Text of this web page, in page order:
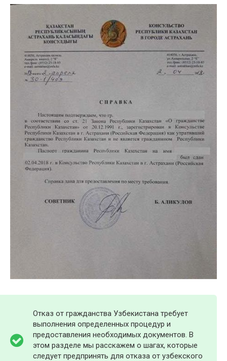
Отказ от гражданства Узбекистана требует
выполнения определенных процедур и
предоставления необходимых документов. В
этом разделе мы расскажем о шагах, которые
следует предпринять для отказа от узбекского